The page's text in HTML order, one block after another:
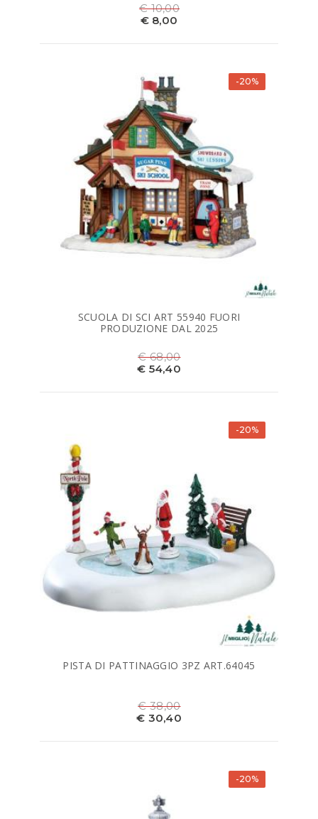
€ 10,00
€ 8,00
-20%
SCUOLA DI SCI ART 55940 FUORI
PRODUZIONE DAL 2025
€ 68,00
€ 54,40
-20%
PISTA DI PATTINAGGIO 3PZ ART.64045
€ 38,00
€ 30,40
-20%